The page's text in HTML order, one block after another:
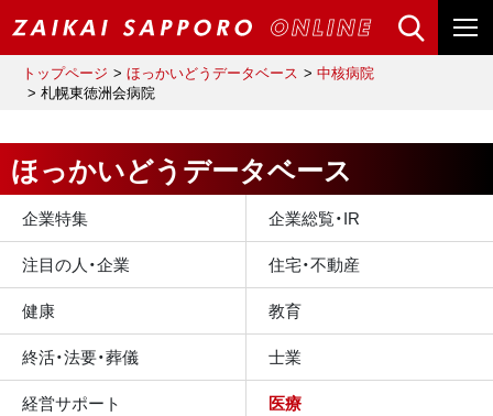
トップページ ほっかいどうデータベース
中核病院
札幌東徳洲会病院
ほっかいどうデータベース
企業特集
企業総覧・IR
注目の人・企業
住宅・不動産
健康
教育
終活・法要・葬儀
士業
経営サポート
医療